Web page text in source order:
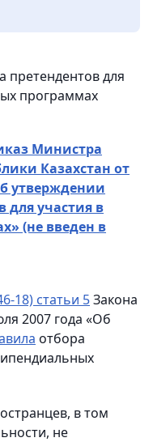
претендентов для
программах
Министра
Казахстан от
утверждении
для участия в
(не введен в
18) статьи 5Закона
2007 года «Об
отбора
в том
не